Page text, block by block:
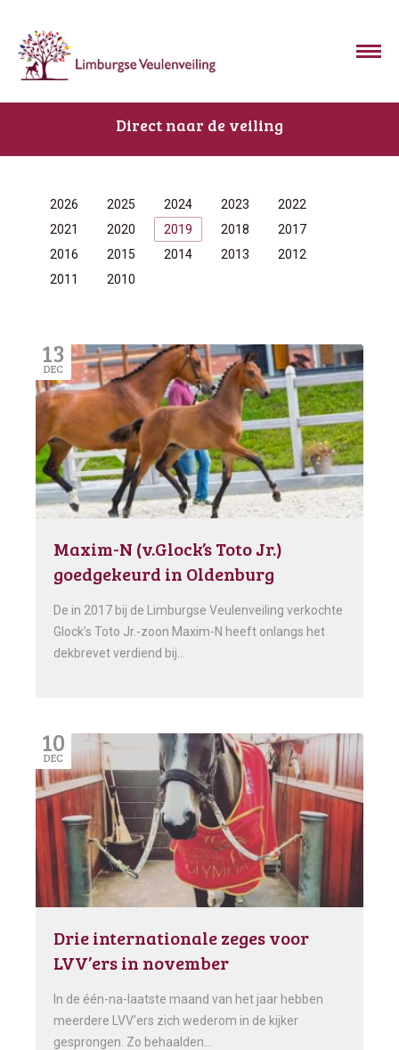
Direct naar de veiling
2026 2025 2024 2023
2022
2021
2020 2019 2018
2017
2016
2015 2014 2013
2012
2011
2010
13
DEC
Maxim-N (v.Glock’s Toto Jr.)
goedgekeurd in Oldenburg
De in 2017 bij de Limburgse Veulenveiling verkochte
Glock’s Toto Jr.-zoon Maxim-N heeft onlangs het
dekbrevet verdiend bij…
10
DEC
Drie internationale zeges voor
LVV’ers in november
In de één-na-laatste maand van het jaar hebben
meerdere LVV’ers zich wederom in de kijker
gesprongen. Zo behaalden…